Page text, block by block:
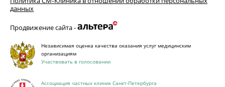
данных
Продвижение сайта -
Независимая оценка качества оказания услуг медицинским
организациям
Участвовать в голосовании
Ассоциация частных клиник Санкт-Петербурга